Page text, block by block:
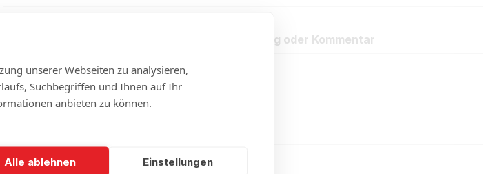
Neue Bewertung oder Kommentar
unserer Webseiten zu analysieren,
Suchbegriffen und Ihnen auf Ihr
anbieten zu können.
Alle ablehnen Einstellungen